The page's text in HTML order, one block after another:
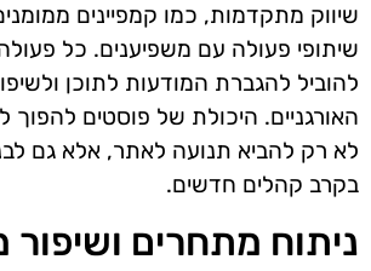
שיווק מתקדמות, כמו קמפיינים
שיתופי פעולה עם משפיענים. כל פעולה
להוביל להגברת המודעות לתוכן
האורגניים. היכולת של פוסטים להפוך
לא רק להביא תנועה לאתר, אלא גם
בקרב קהלים חדשים.
ניתוח מתחרים